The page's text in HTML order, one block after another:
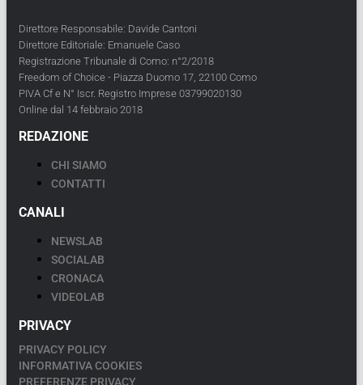
Direttore Responsabile: Davide Cantoni
Direttore Editoriale: Emanuele Caso
Registrazione Tribunale di Como: n°2/2018
Freedom of Choice - Piazza Duomo 17, 22100 Como
PIVA Cf e N° Iscr. Registro Imprese 03799020130
Online dal 14 febbraio 2018
REDAZIONE
CHI SIAMO
CONTATTI
CANALI
NEWSLAB
SOCIALAB
CRONACA
VIDEOLAB
PRIVACY
PRIVACY POLICY
INFORMATIVA COOKIES
PREFERENZE PRIVACY